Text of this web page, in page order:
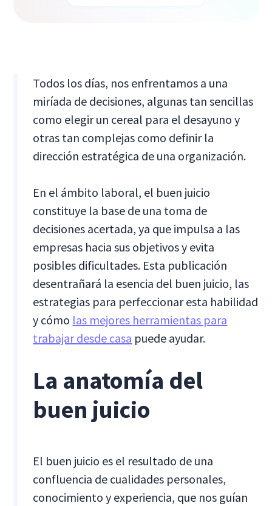
Todos los días, nos enfrentamos a una
miríada de decisiones, algunas tan sencillas
como elegir un cereal para el desayuno y
otras tan complejas como definir la
dirección estratégica de una organización.
En el ámbito laboral, el buen juicio
constituye la base de una toma de
decisiones acertada, ya que impulsa a las
empresas hacia sus objetivos y evita
posibles dificultades. Esta publicación
desentrañará la esencia del buen juicio, las
estrategias para perfeccionar esta habilidad
y cómo las mejores herramientas para
trabajar desde casa puede ayudar.
La anatomía del
buen juicio
El buen juicio es el resultado de una
confluencia de cualidades personales,
conocimiento y experiencia, que nos guían